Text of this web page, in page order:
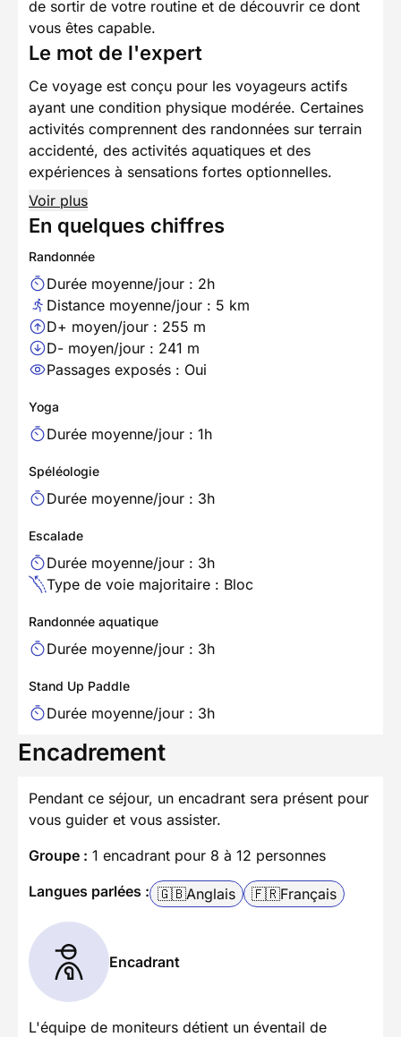
de sortir de votre routine et de découvrir ce dont
vous êtes capable.
Le mot de l'expert
Ce voyage est conçu pour les voyageurs actifs
ayant une condition physique modérée. Certaines
activités comprennent des randonnées sur terrain
accidenté, des activités aquatiques et des
expériences à sensations fortes optionnelles.
Voir plus
En quelques chiffres
Randonnée
Durée moyenne/jour : 2h
Distance moyenne/jour : 5 km
D+ moyen/jour : 255 m
D- moyen/jour : 241 m
Passages exposés : Oui
Yoga
Durée moyenne/jour : 1h
Spéléologie
Durée moyenne/jour : 3h
Escalade
Durée moyenne/jour : 3h
Type de voie majoritaire : Bloc
Randonnée aquatique
Durée moyenne/jour : 3h
Stand Up Paddle
Durée moyenne/jour : 3h
Encadrement
Pendant ce séjour, un encadrant sera présent pour
vous guider et vous assister.
Groupe : 1 encadrant pour 8 à 12 personnes
Langues parlées : 🇬🇧Anglais 🇫🇷Français
Encadrant
L'équipe de moniteurs détient un éventail de